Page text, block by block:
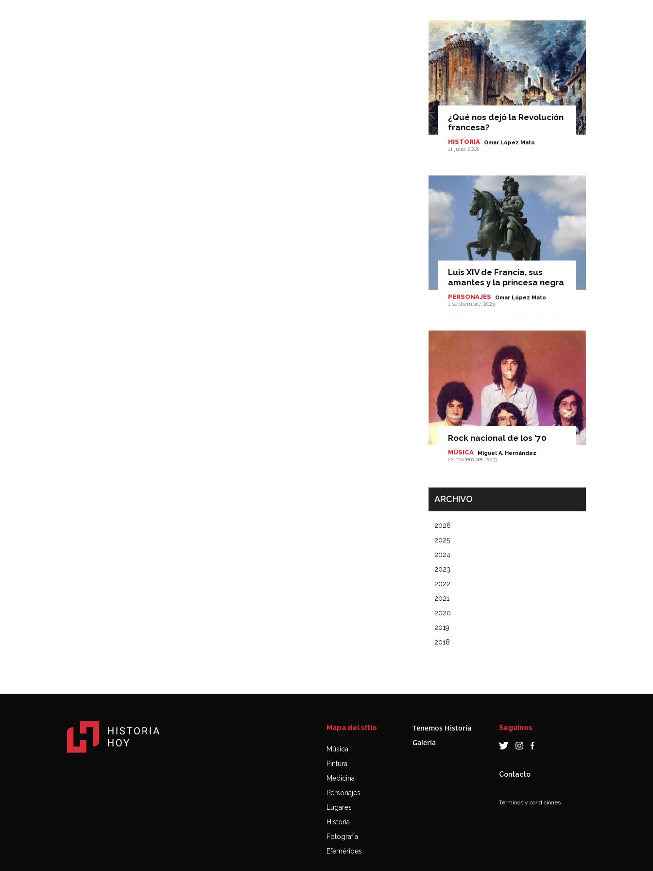
¿Qué nos dejó la Revolución
francesa?
HISTORIA Omar López Mato -
11 julio, 2018
Luis XIV de Francia, sus
amantes y la princesa negra
PERSONAJES Omar López Mato -
1 septiembre, 2023
Rock nacional de los ’70
MÚSICA Miguel A. Hernández -
22 noviembre, 2023
ARCHIVO
2026
2025
2024
2023
2022
2021
2020
2019
2018
Mapa del sitio
Música
Pintura
Medicina
Personajes
Lugares
Historia
Fotografía
Efemérides
Tenemos Historia
Galería
Seguinos
Contacto
Términos y condiciones